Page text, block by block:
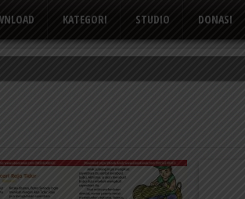
KATEGORI STUDIO DONASI